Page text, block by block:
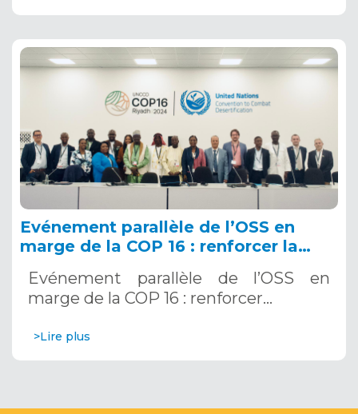
Evénement parallèle de l’OSS en
marge de la COP 16 : renforcer la
Systèmes d’Alerte Précoce
Multirisques. 12 décembre 2024
Evénement parallèle de l’OSS en
marge de la COP 16 : renforcer…
>Lire plus